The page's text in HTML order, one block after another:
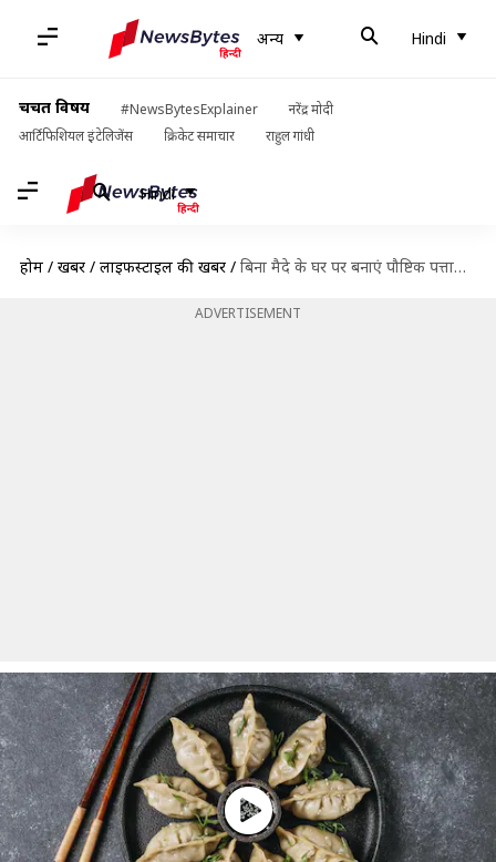
अन्य Hindi
चर्चित विषय #NewsBytesExplainer
नरेंद्र मोदी
आर्टिफिशियल इंटेलिजेंस
क्रिकेट समाचार राहुल गांधी
Hindi
होम / खबरें / लाइफस्टाइल की खबरें / बिना मैदे के घर पर बनाएं पौष्टिक पत्तागोभी के मोमो, जानिए रेसिपी
ADVERTISEMENT